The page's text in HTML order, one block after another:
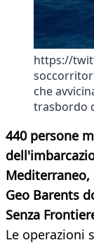
https://
che
trasbordo
440 persone
Geo Barents
Senza
Le operazioni